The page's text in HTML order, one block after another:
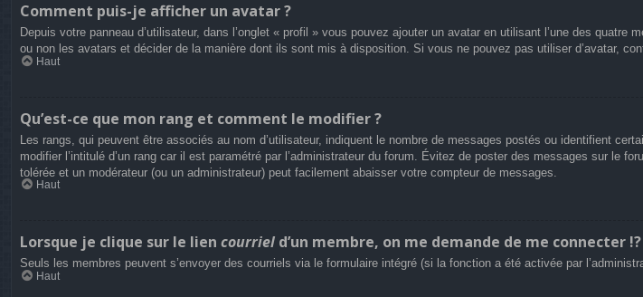
Comment puis-je afficher un avatar ?
Depuis votre panneau d’utilisateur, dans l’onglet « profil » vous pouvez ajouter un avatar en utilisant l’une des
ou non les avatars et décider de la manière dont ils sont mis à disposition. Si vous ne pouvez pas utiliser d’avatar,
Haut
Qu’est-ce que mon rang et comment le modifier ?
Les rangs, qui peuvent être associés au nom d’utilisateur, indiquent le nombre de messages postés ou identifient
modifier l’intitulé d’un rang car il est paramétré par l’administrateur du forum. Évitez de poster des messages sur le
tolérée et un modérateur (ou un administrateur) peut facilement abaisser votre compteur de messages.
Haut
Lorsque je clique sur le lien courriel d’un membre, on me demande de me connecter !?
Seuls les membres peuvent s’envoyer des courriels via le formulaire intégré (si la fonction a été activée par
Haut